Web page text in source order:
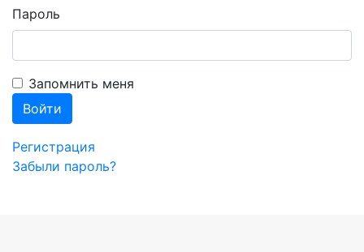
Пароль
Запомнить меня
Регистрация
Забыли пароль?